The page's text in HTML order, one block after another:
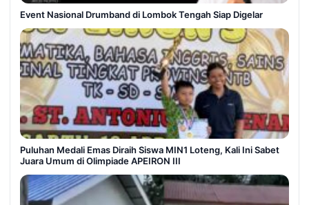
Event Nasional Drumband di Lombok Tengah Siap Digelar
Puluhan Medali Emas Diraih Siswa MIN1 Loteng, Kali Ini Sabet
Juara Umum di Olimpiade APEIRON III